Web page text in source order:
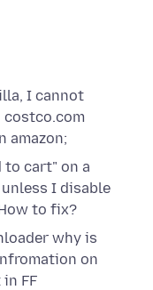
I cannot
costco.com
amazon;
to cart" on a
I disable
to fix?
why is
on
FF